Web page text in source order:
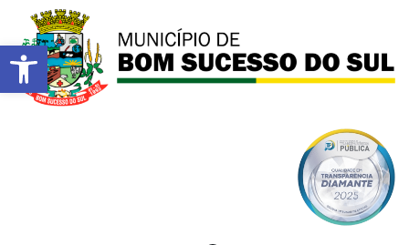
Barra de Ferramentas